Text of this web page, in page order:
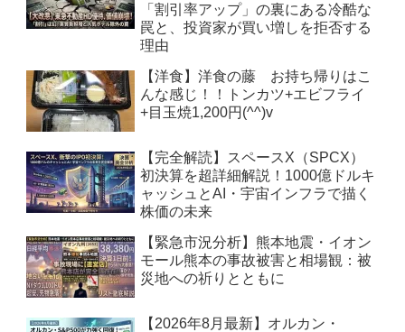
「割引率アップ」の裏にある冷酷な
罠と、投資家が買い増しを拒否する
理由
【洋食】洋食の藤 お持ち帰りはこ
んな感じ！！トンカツ+エビフライ
+目玉焼1,200円(^^)v
【完全解読】スペースX（SPCX）
初決算を超詳細解説！1000億ドルキ
ャッシュとAI・宇宙インフラで描く
株価の未来
【緊急市況分析】熊本地震・イオン
モール熊本の事故被害と相場観：被
災地への祈りとともに
【2026年8月最新】オルカン・